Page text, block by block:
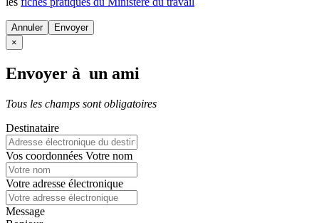
Annuler
×
Envoyer à un ami
Tous les champs sont obligatoires
Destinataire
Vos coordonnées Votre nom
Votre adresse électronique
Message